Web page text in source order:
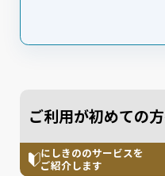
ご利用が初めての
にしきののサービスを
ご紹介します